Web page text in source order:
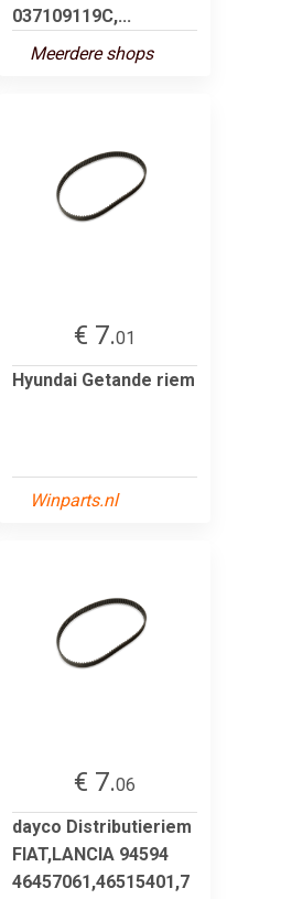
037109119C,...
Meerdere shops
€ 7.01
Hyundai Getande riem
Winparts.nl
€ 7.06
dayco Distributieriem
FIAT,LANCIA 94594
46457061,46515401,7